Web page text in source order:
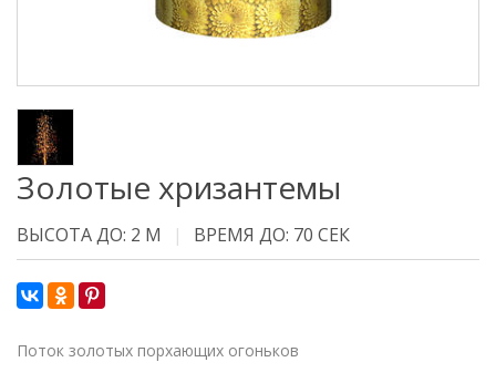
Золотые хризантемы
ВЫСОТА ДО: 2 М ВРЕМЯ ДО: 70 СЕК
Поток золотых порхающих огоньков